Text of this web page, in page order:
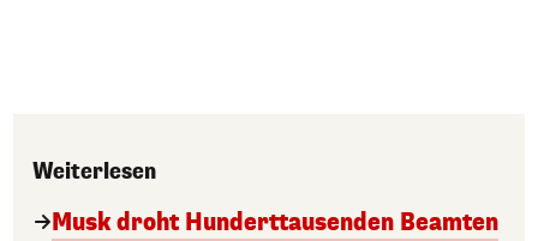
Weiterlesen
Musk droht Hunderttausenden Beamten